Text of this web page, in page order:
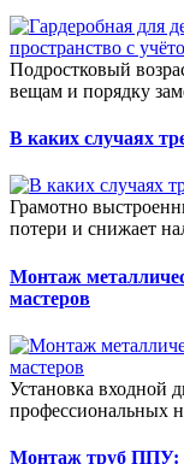
Подростковый
вещам и порядку
В каких случаях
Грамотно
потери и снижает
Монтаж
мастеров
Установка входной
профессиональных
Монтаж труб ППУ: